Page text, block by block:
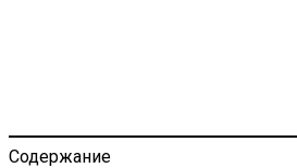
Содержание